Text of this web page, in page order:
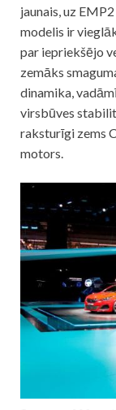
jaunais, uz
modelis ir
par iepriekšējo
zemāks
dinamika,
virsbūves
raksturīgi zems
motors.